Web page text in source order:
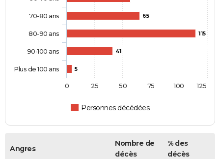
65
115
41
5
Personnes décédées
70-80 ans
80-90 ans
90-100 ans
Plus de 100 ans
0 100
25 50 75 125
Angres
Nombre de
décès
% des
décès